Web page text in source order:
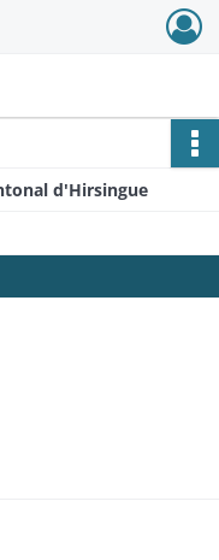
d'Hirsingue